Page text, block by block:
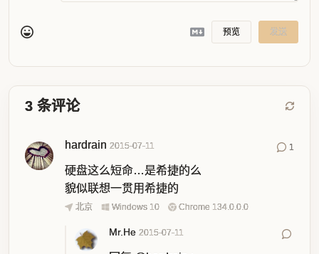
预览 发送
3 条评论
hardrain 2015-07-11 1
硬盘这么短命…是希捷的么
貌似联想一贯用希捷的
北京 Windows 10 Chrome 134.0.0.0
Mr.He 2015-07-11